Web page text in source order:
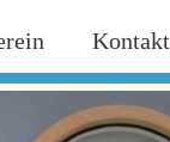
Kontakt